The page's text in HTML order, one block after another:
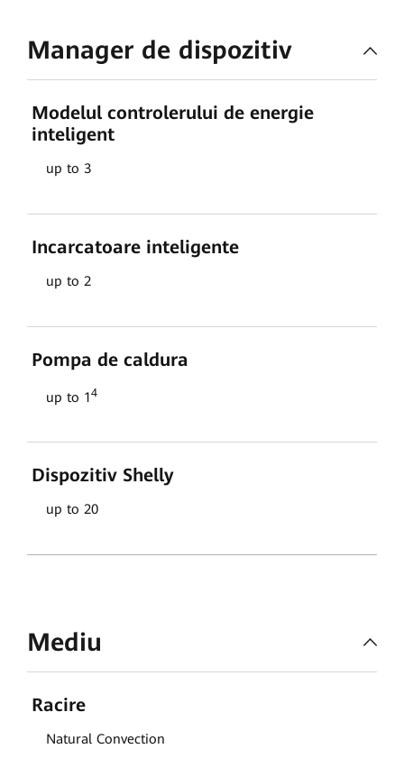
Manager de dispozitiv
Modelul controlerului de energie
inteligent
up to 3
Incarcatoare inteligente
up to 2
Pompa de caldura
up to 14
Dispozitiv Shelly
up to 20
Mediu
Racire
Natural Convection